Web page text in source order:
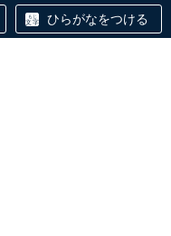
ひらがなをつける